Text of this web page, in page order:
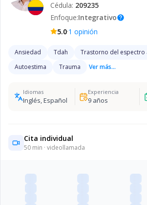
Cédula: 209235
Enfoque:Integrativohelp
5.0·1 opinión
Ansiedad Tdah
Trastorno del espectro
Autoestima
Trauma Ver más...
Idiomas
Inglés, Español
Experiencia
9años
Cita individual
50 min · videollamada